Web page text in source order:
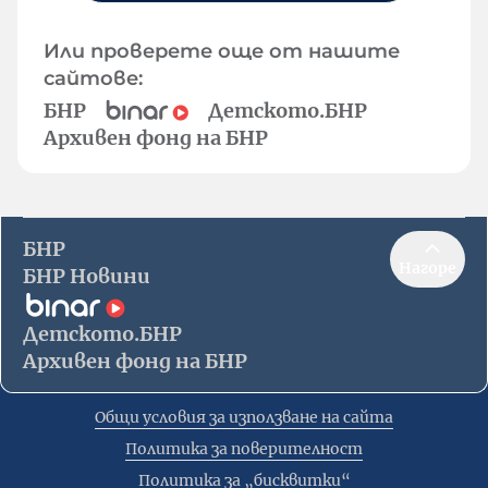
Или проверете още от нашите
сайтове:
БНР
Детското.БНР
Архивен фонд на БНР
БНР
БНР Новини
Детското.БНР
Архивен фонд на БНР
Общи условия за използване на сайта
Политика за поверителност
Политика за „бисквитки“